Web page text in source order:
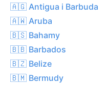
🇦🇬 Antigua i Barbuda
🇦🇼 Aruba
🇧🇸 Bahamy
🇧🇧 Barbados
🇧🇿 Belize
🇧🇲 Bermudy